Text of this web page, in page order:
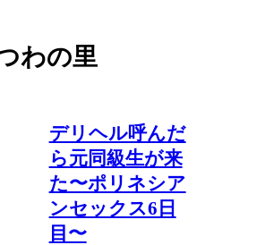
わの里
デリヘル呼んだ
ら元同級生が来
た〜ポリネシア
ンセックス6日
目〜